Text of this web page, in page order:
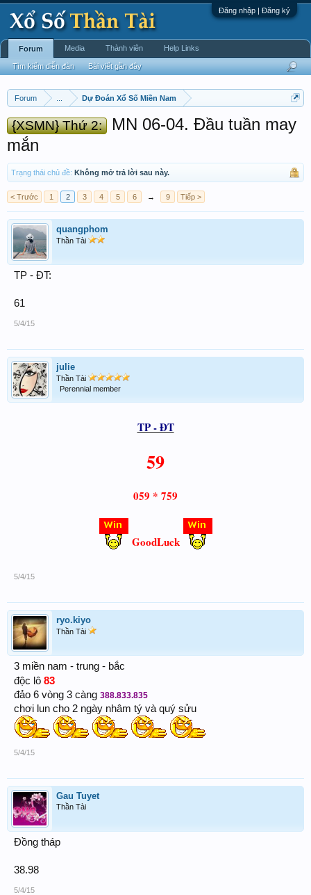
Đăng nhập | Đăng ký
Forum Dự Đoán Xổ Số Miền Nam
{XSMN} Thứ 2:
MN 06-04. Đầu tuần may
mắn
Trạng thái chủ đề: Không mở trả lời sau này.
< Trước 1 2 3 4 5 6 → 9 Tiếp >
quangphom
Thần Tài
TP - ĐT:
61
5/4/15
julie
Thần Tài
Perennial member
TP - ĐT
59
059 * 759
GoodLuck
5/4/15
ryo.kiyo
Thần Tài
3 miền nam - trung - bắc
độc lô 83
đảo 6 vòng 3 càng 388.833.835
chơi lun cho 2 ngày nhâm tý và quý sửu
5/4/15
Gau Tuyet
Thần Tài
Đồng tháp
38.98
5/4/15
Forum
Tìm kiếm diễn đàn Bài viết gần đây
Media Thành viên Help Links